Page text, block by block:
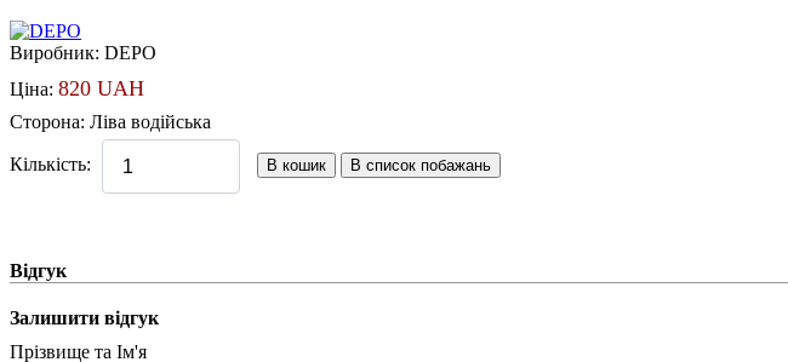
Виробник: DEPO
Ціна: 820 UAH
Сторона: Ліва водійська
Кількість:
Відгук
Залишити відгук
Прізвище та Ім'я